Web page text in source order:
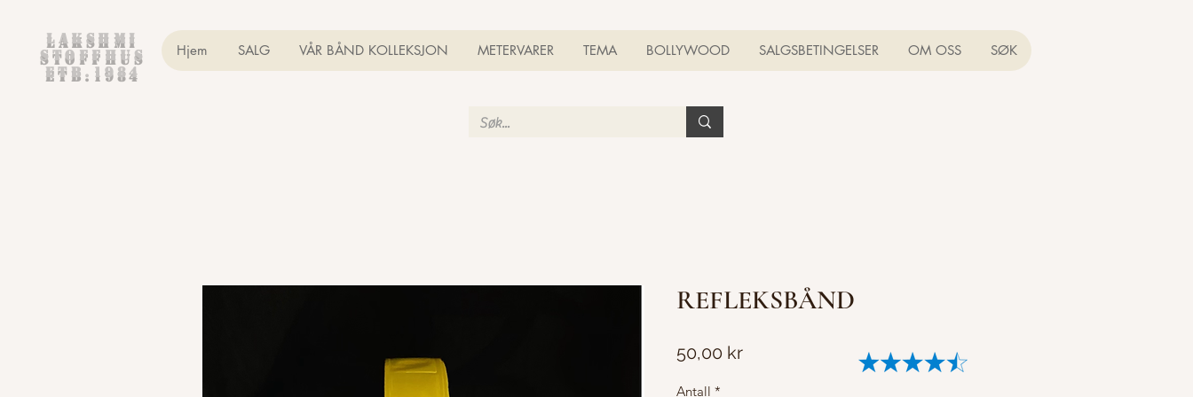
Lakshmi
Stoffhus
etb.1984
Hjem SALG VÅR BÅND KOLLEKSJON METERVARER TEMA BOLLYWOOD SALGSBETINGELSER OM OSS SØK
REFLEKSBÅND
50,00 krPris
Antall *